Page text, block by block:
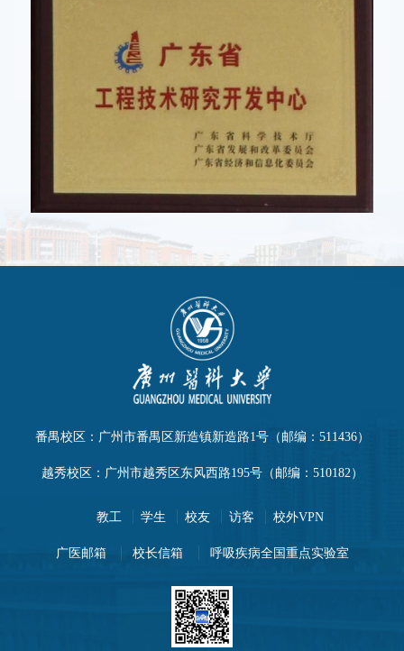
番禺校区：广州市番禺区新造镇新造路1号（邮编：511436）
越秀校区：广州市越秀区东风西路195号（邮编：510182）
教工 学生 校友 访客 校外VPN
广医邮箱 校长信箱 呼吸疾病全国重点实验室